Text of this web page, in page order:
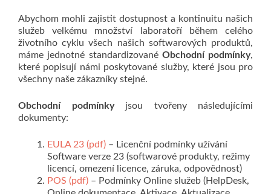
Abychom mohli zajistit dostupnost a kontinuitu našich
služeb velkému množství laboratoří během celého
životního cyklu všech našich softwarových produktů,
máme jednotné standardizované Obchodní podmínky,
které popisují námi poskytované služby, které jsou pro
všechny naše zákazníky stejné.
Obchodní podmínkyjsou tvořeny následujícími
dokumenty:
EULA 23 (pdf) – Licenční podmínky užívání
Software verze 23 (softwarové produkty, režimy
licencí, omezení licence, záruka, odpovědnost)
POS (pdf) – Podmínky Online služeb (HelpDesk,